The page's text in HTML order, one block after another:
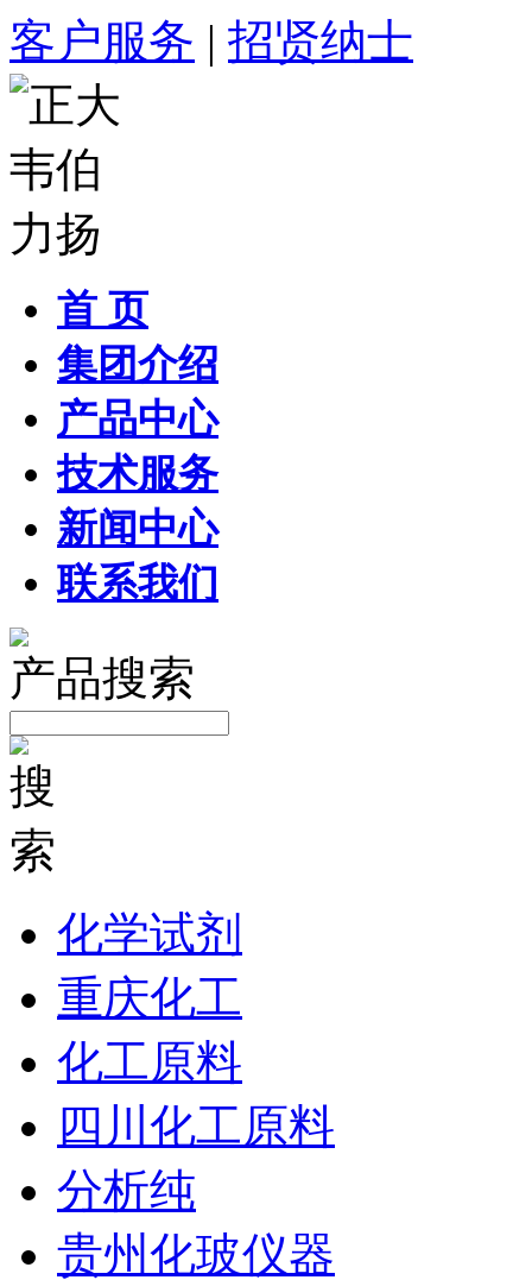
客户服务 | 招贤纳士
首 页
集团介绍
产品中心
技术服务
新闻中心
联系我们
产品搜索
化学试剂
重庆化工
化工原料
四川化工原料
分析纯
贵州化玻仪器